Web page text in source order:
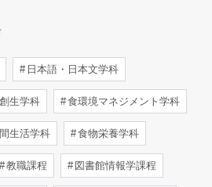
日本語・日本文学科
生学科 食環境マネジメント学科
生活学科 食物栄養学科
教職課程 図書館情報学課程